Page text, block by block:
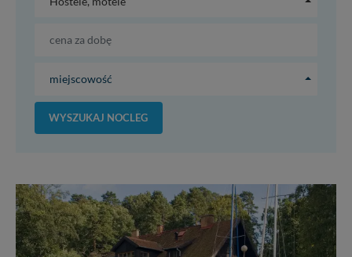
miejscowość
WYSZUKAJ NOCLEG